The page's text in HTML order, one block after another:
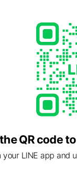
QR code
your LINE app and